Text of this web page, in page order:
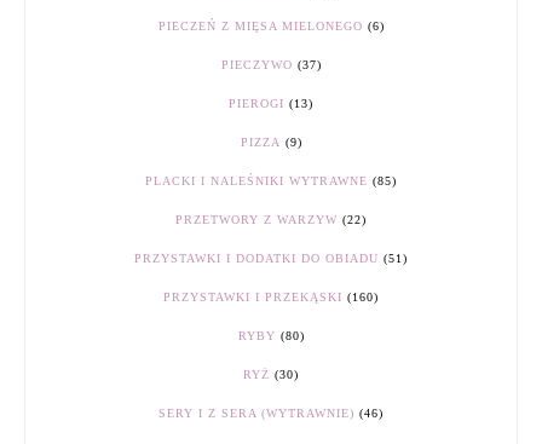
PIECZEŃ Z MIĘSA MIELONEGO (6)
PIECZYWO (37)
PIEROGI (13)
PIZZA (9)
PLACKI I NALEŚNIKI WYTRAWNE (85)
PRZETWORY Z WARZYW (22)
PRZYSTAWKI I DODATKI DO OBIADU (51)
PRZYSTAWKI I PRZEKĄSKI (160)
RYBY (80)
RYŻ (30)
SERY I Z SERA (WYTRAWNIE) (46)